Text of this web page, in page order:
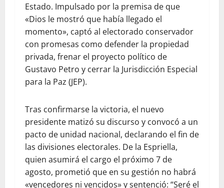
Estado. Impulsado por la premisa de que
«Dios le mostró que había llegado el
momento», captó al electorado conservador
con promesas como defender la propiedad
privada, frenar el proyecto político de
Gustavo Petro y cerrar la Jurisdicción Especial
para la Paz (JEP).
Tras confirmarse la victoria, el nuevo
presidente matizó su discurso y convocó a un
pacto de unidad nacional, declarando el fin de
las divisiones electorales. De la Espriella,
quien asumirá el cargo el próximo 7 de
agosto, prometió que en su gestión no habrá
«vencedores ni vencidos» y sentenció: “Seré el